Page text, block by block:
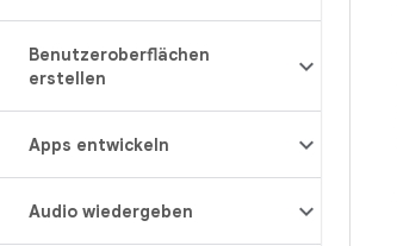
Benutzeroberflächen
erstellen
Apps entwickeln
Audio wiedergeben